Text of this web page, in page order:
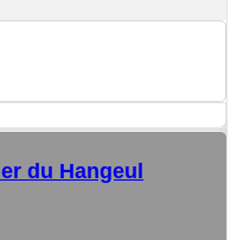
du Hangeul